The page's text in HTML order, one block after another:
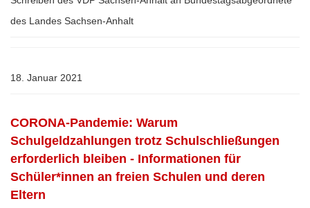
des Landes Sachsen-Anhalt
18. Januar 2021
CORONA-Pandemie: Warum
Schulgeldzahlungen trotz Schulschließungen
erforderlich bleiben - Informationen für
Schüler*innen an freien Schulen und deren
Eltern